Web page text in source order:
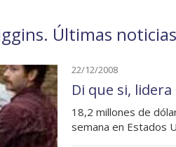
Últimas
22/12/2008
Di que si,
18,2 millones de
semana en Estados